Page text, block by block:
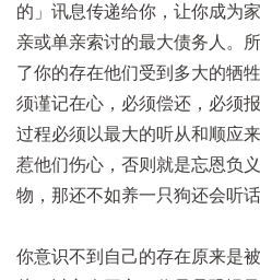
的」讯息传递给你，让你成为
亲或单亲索讨的最大债务人。
了你的存在他们受到多大的牺
须谨记在心，必须偿还，必须
过程必须以最大的听从和顺应
惹他们伤心，否则就是忘恩负
物，那还不如养一只狗还会听
你意识不到自己的存在原来是